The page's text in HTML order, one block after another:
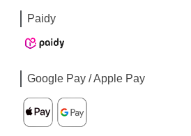
Paidy
Google Pay / Apple Pay